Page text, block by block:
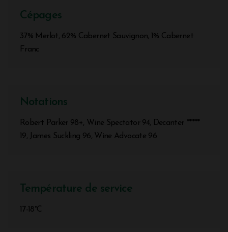
Cépages
37% Merlot, 62% Cabernet Sauvignon, 1% Cabernet
Franc
Notations
Robert Parker 98+, Wine Spectator 94, Decanter *****
19, James Suckling 96, Wine Advocate 96
Température de service
17-18°C